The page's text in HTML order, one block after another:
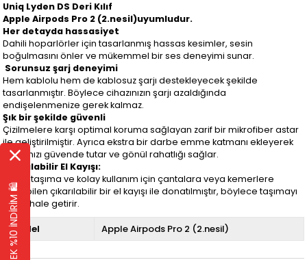
Uniq Lyden DS Deri Kılıf
Apple Airpods Pro 2 (2.nesil)uyumludur.
Her detayda hassasiyet
Dahili hoparlörler için tasarlanmış hassas kesimler, sesin
boğulmasını önler ve mükemmel bir ses deneyimi sunar.
Sorunsuz şarj deneyimi
Hem kablolu hem de kablosuz şarjı destekleyecek şekilde
tasarlanmıştır. Böylece cihazınızın şarjı azaldığında
endişelenmenize gerek kalmaz.
Şık bir şekilde güvenli
Çizilmelere karşı optimal koruma sağlayan zarif bir mikrofiber astar
ile geliştirilmiştir. Ayrıca ekstra bir darbe emme katmanı ekleyerek
cihazınızı güvende tutar ve gönül rahatlığı sağlar.
Çıkarılabilir El Kayışı:
Rahat taşıma ve kolay kullanım için çantalara veya kemerlere
takılabilen çıkarılabilir bir el kayışı ile donatılmıştır, böylece taşımayı
pratik hale getirir.
Model Apple Airpods Pro 2 (2.nesil)
EK %10 İNDİRİM 🛍️